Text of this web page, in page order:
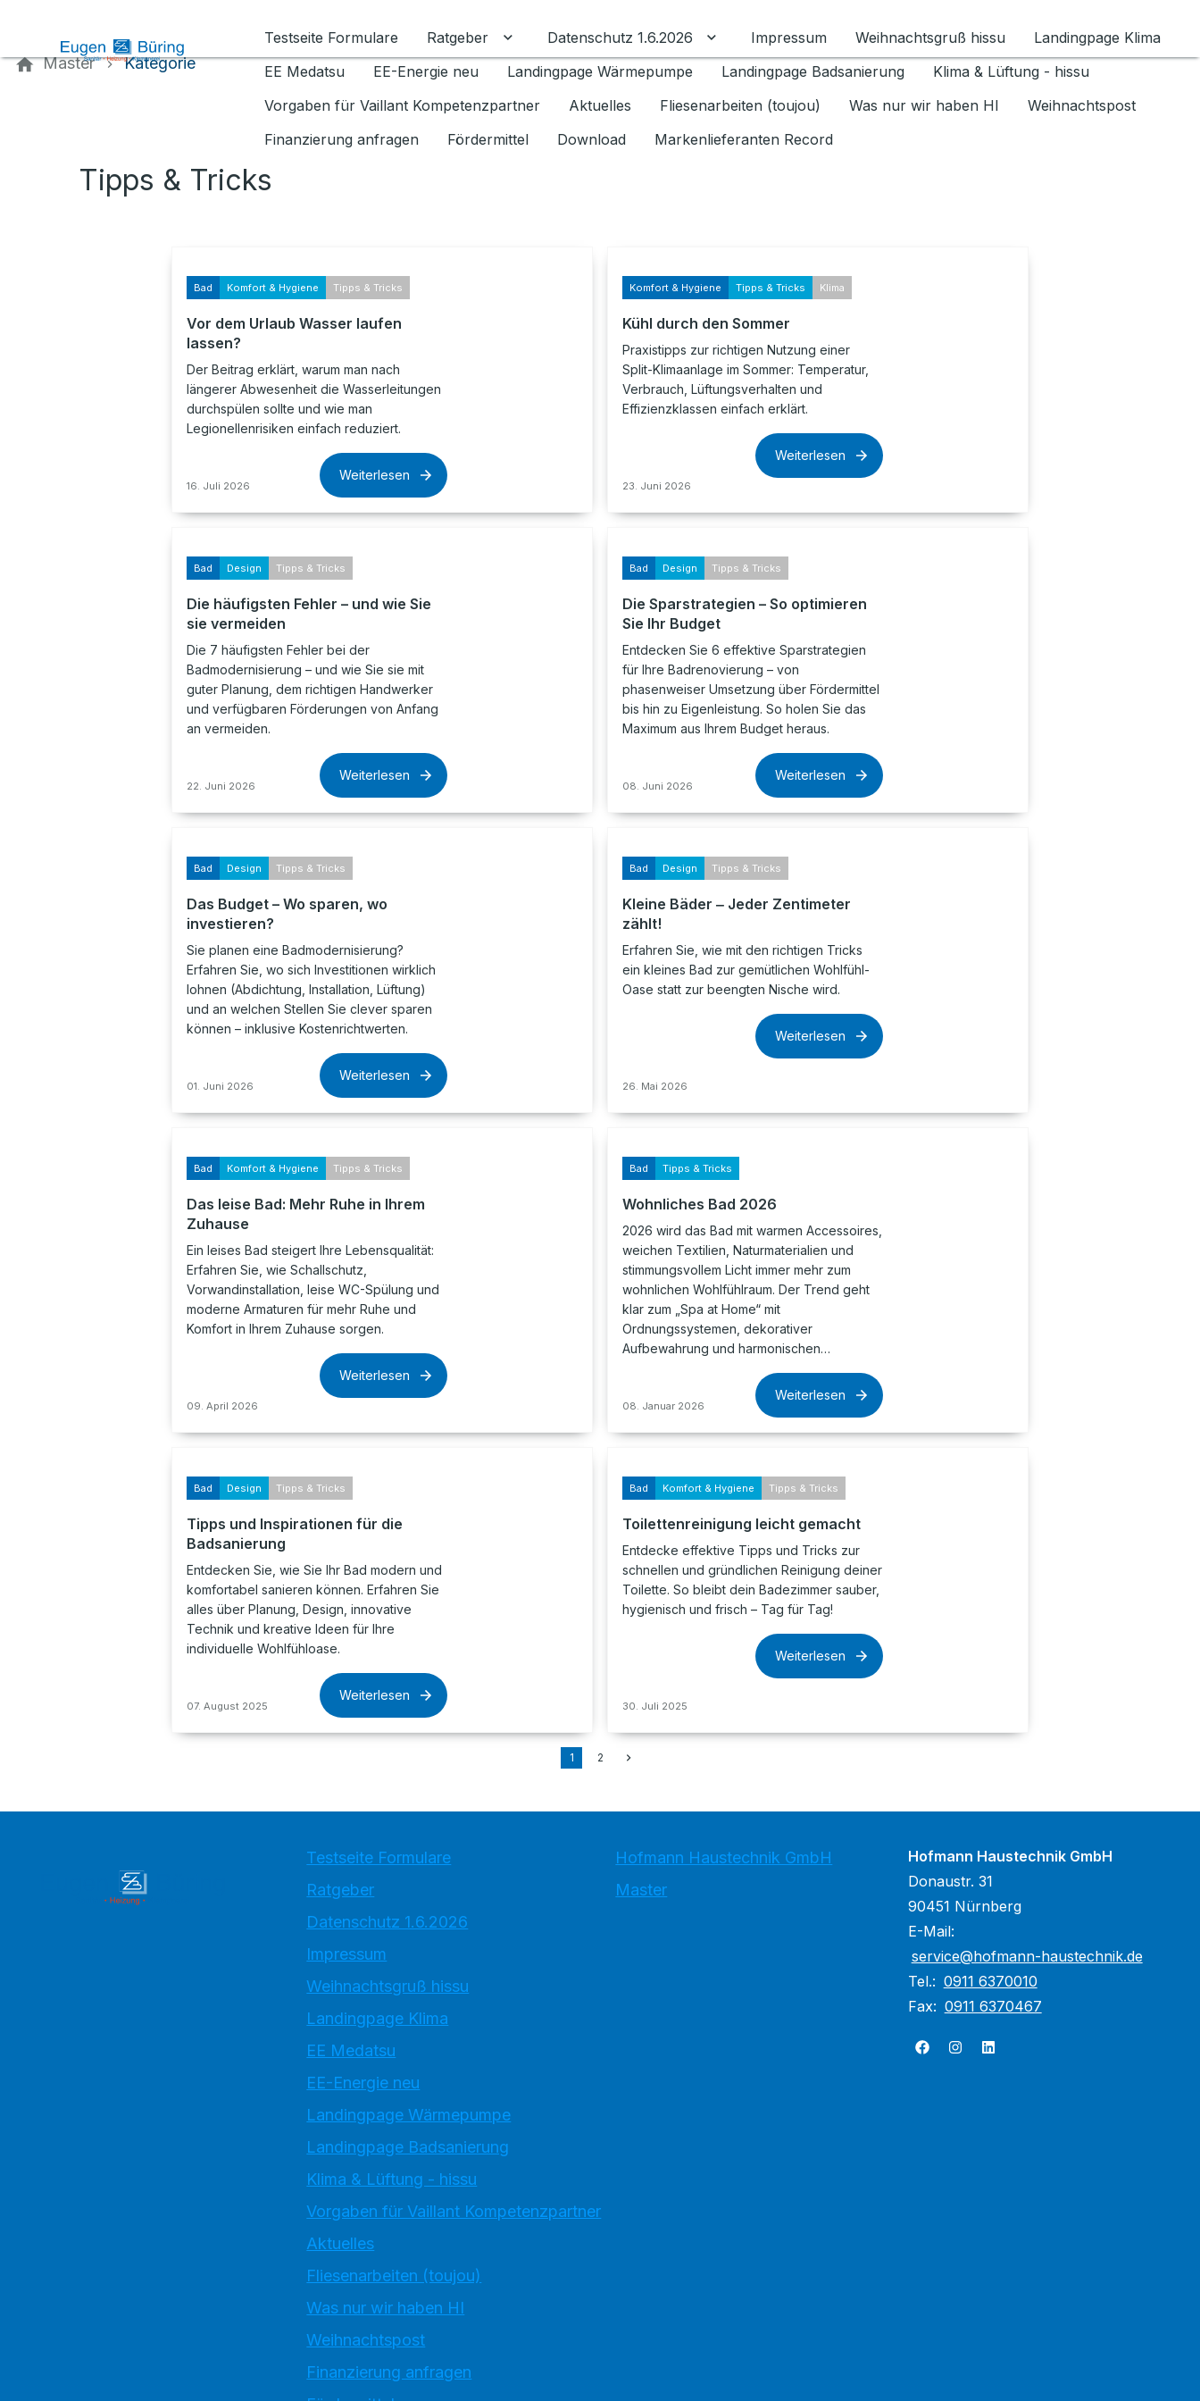
Testseite Formulare
Ratgeber Untermenü für Ratgeber umschalten
Datenschutz 1.6.2026 Untermenü für Datenschutz 1.6.2026 umschalten
Impressum Weihnachtsgruß hissu
Landingpage Klima
EE Medatsu
EE-Energie neu Landingpage Wärmepumpe Landingpage Badsanierung
Klima & Lüftung - hissu
Vorgaben für Vaillant Kompetenzpartner
Aktuelles Fliesenarbeiten (toujou) Was nur wir haben HI
Weihnachtspost
Finanzierung anfragen
Fördermittel Download Markenlieferanten Record
Master Kategorie
Tipps & Tricks
Bad Komfort & Hygiene Tipps & Tricks
Vor dem Urlaub Wasser laufen
lassen?
Der Beitrag erklärt, warum man nach
längerer Abwesenheit die Wasserleitungen
durchspülen sollte und wie man
Legionellenrisiken einfach reduziert.
16. Juli 2026
Weiterlesen
Komfort & Hygiene Tipps & Tricks Klima
Kühl durch den Sommer
Praxistipps zur richtigen Nutzung einer
Split-Klimaanlage im Sommer: Temperatur,
Verbrauch, Lüftungsverhalten und
Effizienzklassen einfach erklärt.
23. Juni 2026
Weiterlesen
Bad Design Tipps & Tricks
Die häufigsten Fehler – und wie Sie
sie vermeiden
Die 7 häufigsten Fehler bei der
Badmodernisierung – und wie Sie sie mit
guter Planung, dem richtigen Handwerker
und verfügbaren Förderungen von Anfang
an vermeiden.
22. Juni 2026
Weiterlesen
Bad Design Tipps & Tricks
Die Sparstrategien – So optimieren
Sie Ihr Budget
Entdecken Sie 6 effektive Sparstrategien
für Ihre Badrenovierung – von
phasenweiser Umsetzung über Fördermittel
bis hin zu Eigenleistung. So holen Sie das
Maximum aus Ihrem Budget heraus.
08. Juni 2026
Weiterlesen
Bad Design Tipps & Tricks
Das Budget – Wo sparen, wo
investieren?
Sie planen eine Badmodernisierung?
Erfahren Sie, wo sich Investitionen wirklich
lohnen (Abdichtung, Installation, Lüftung)
und an welchen Stellen Sie clever sparen
können – inklusive Kostenrichtwerten.
01. Juni 2026
Weiterlesen
Bad Design Tipps & Tricks
Kleine Bäder ‒ Jeder Zentimeter
zählt!
Erfahren Sie, wie mit den richtigen Tricks
ein kleines Bad zur gemütlichen Wohlfühl-
Oase statt zur beengten Nische wird.
26. Mai 2026
Weiterlesen
Bad Komfort & Hygiene Tipps & Tricks
Das leise Bad: Mehr Ruhe in Ihrem
Zuhause
Ein leises Bad steigert Ihre Lebensqualität:
Erfahren Sie, wie Schallschutz,
Vorwandinstallation, leise WC-Spülung und
moderne Armaturen für mehr Ruhe und
Komfort in Ihrem Zuhause sorgen.
09. April 2026
Weiterlesen
Bad Tipps & Tricks
Wohnliches Bad 2026
2026 wird das Bad mit warmen Accessoires,
weichen Textilien, Naturmaterialien und
stimmungsvollem Licht immer mehr zum
wohnlichen Wohlfühlraum. Der Trend geht
klar zum „Spa at Home“ mit
Ordnungssystemen, dekorativer
Aufbewahrung und harmonischen…
08. Januar 2026
Weiterlesen
Bad Design Tipps & Tricks
Tipps und Inspirationen für die
Badsanierung
Entdecken Sie, wie Sie Ihr Bad modern und
komfortabel sanieren können. Erfahren Sie
alles über Planung, Design, innovative
Technik und kreative Ideen für Ihre
individuelle Wohlfühloase.
07. August 2025
Weiterlesen
Bad Komfort & Hygiene Tipps & Tricks
Toilettenreinigung leicht gemacht
Entdecke effektive Tipps und Tricks zur
schnellen und gründlichen Reinigung deiner
Toilette. So bleibt dein Badezimmer sauber,
hygienisch und frisch – Tag für Tag!
30. Juli 2025
Weiterlesen
1 2
Testseite Formulare
Ratgeber
Datenschutz 1.6.2026
Impressum
Weihnachtsgruß hissu
Landingpage Klima
EE Medatsu
EE-Energie neu
Landingpage Wärmepumpe
Landingpage Badsanierung
Klima & Lüftung - hissu
Vorgaben für Vaillant Kompetenzpartner
Aktuelles
Fliesenarbeiten (toujou)
Was nur wir haben HI
Weihnachtspost
Finanzierung anfragen
Hofmann Haustechnik GmbH
Master
Hofmann Haustechnik GmbH
Donaustr. 31
90451 Nürnberg
E-Mail:
service@hofmann-haustechnik.de
Tel.: 0911 6370010
Fax: 0911 6370467